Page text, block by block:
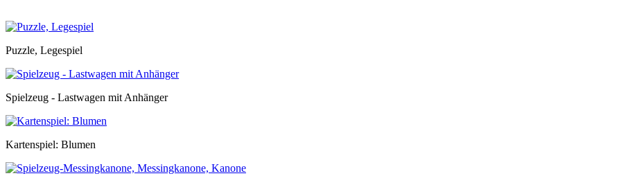
Puzzle, Legespiel
Spielzeug - Lastwagen mit Anhänger
Kartenspiel: Blumen